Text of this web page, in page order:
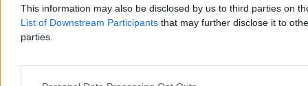
This information may also be disclosed by us to third parties on
List of Downstream Participants that may further disclose it to
parties.
Aleksandra Cieślik
2 min